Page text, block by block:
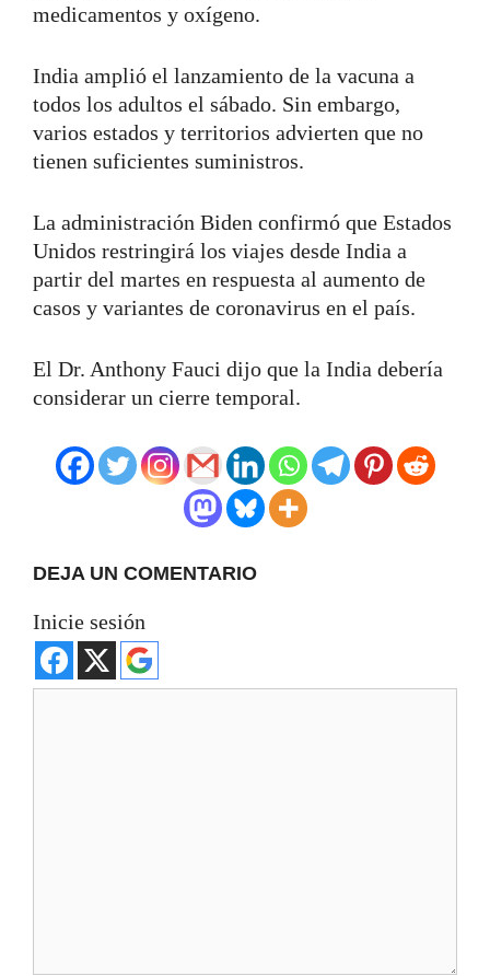
medicamentos y oxígeno.
India amplió el lanzamiento de la vacuna a
todos los adultos el sábado. Sin embargo,
varios estados y territorios advierten que no
tienen suficientes suministros.
La administración Biden confirmó que Estados
Unidos restringirá los viajes desde India a
partir del martes en respuesta al aumento de
casos y variantes de coronavirus en el país.
El Dr. Anthony Fauci dijo que la India debería
considerar un cierre temporal.
DEJA UN COMENTARIO
Inicie sesión